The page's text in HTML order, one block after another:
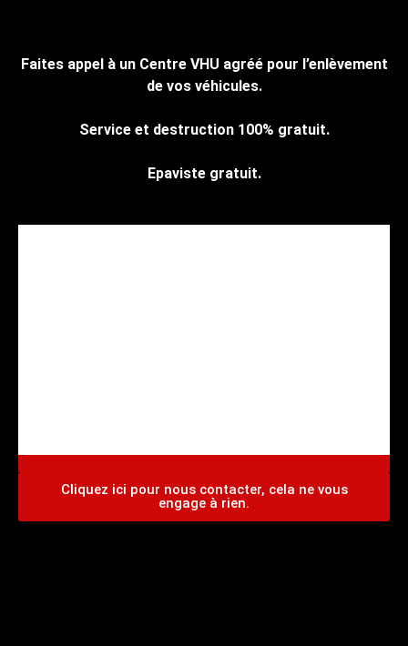
Faites appel à un Centre VHU agréé pour l’enlèvement
de vos véhicules.
Service et destruction 100% gratuit.
Epaviste gratuit.
Cliquez ici pour nous contacter, cela ne vous
engage à rien.